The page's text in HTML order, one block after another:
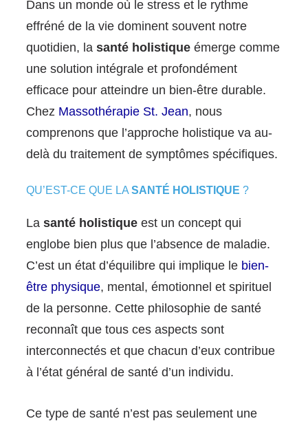
Dans un monde où le stress et le rythme
effréné de la vie dominent souvent notre
quotidien, la santé holistique émerge comme
une solution intégrale et profondément
efficace pour atteindre un bien-être durable.
Chez Massothérapie St. Jean, nous
comprenons que l’approche holistique va au-
delà du traitement de symptômes spécifiques.
QU’EST-CE QUE LA SANTÉ HOLISTIQUE ?
La santé holistique est un concept qui
englobe bien plus que l’absence de maladie.
C’est un état d’équilibre qui implique le bien-
être physique, mental, émotionnel et spirituel
de la personne. Cette philosophie de santé
reconnaît que tous ces aspects sont
interconnectés et que chacun d’eux contribue
à l’état général de santé d’un individu.
Ce type de santé n’est pas seulement une